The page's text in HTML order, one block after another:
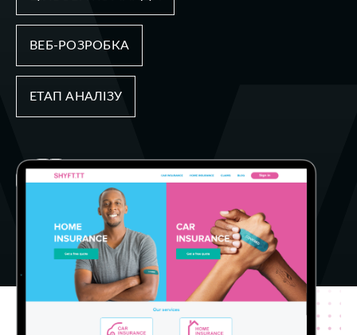
ВЕБ-РОЗРОБКА
ЕТАП АНАЛІЗУ